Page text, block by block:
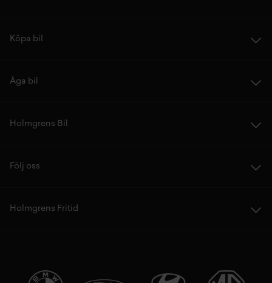
Köpa bil
Äga bil
Holmgrens Bil
Följ oss
Holmgrens Fritid